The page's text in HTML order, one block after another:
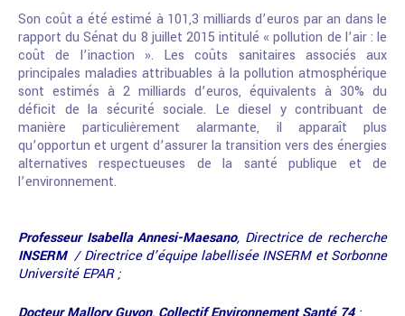
Son coût a été estimé à 101,3 milliards d’euros par an dans le
rapport du Sénat du 8 juillet 2015 intitulé « pollution de l’air : le
coût de l’inaction ». Les coûts sanitaires associés aux
principales maladies attribuables à la pollution atmosphérique
sont estimés à 2 milliards d’euros, équivalents à 30% du
déficit de la sécurité sociale. Le diesel y contribuant de
manière particulièrement alarmante, il apparaît plus
qu’opportun et urgent d’assurer la transition vers des énergies
alternatives respectueuses de la santé publique et de
l’environnement.
Professeur Isabella Annesi-Maesano, Directrice de recherche
INSERM/ Directrice d’équipe labellisée INSERM et Sorbonne
Université EPAR ;